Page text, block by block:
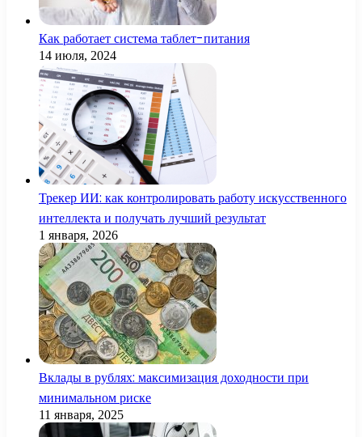
Как работает система таблет-питания
14 июля, 2024
Трекер ИИ: как контролировать работу искусственного
интеллекта и получать лучший результат
1 января, 2026
Вклады в рублях: максимизация доходности при
минимальном риске
11 января, 2025